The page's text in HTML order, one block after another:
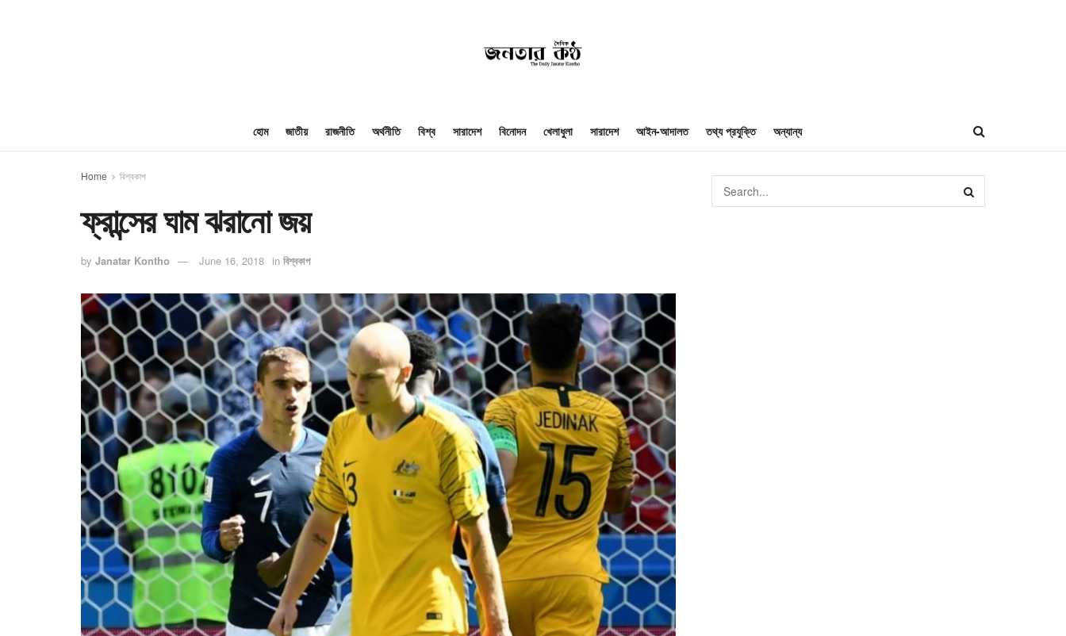
হোম জাতীয় রাজনীতি অর্থনীতি বিশ্ব সারাদেশ বিনোদন খেলাধুলা সারাদেশ আইন-আদালত তথ্য প্রযুক্তি অন্যান্য
Home বিশ্বকাপ
ফ্রান্সের ঘাম ঝরানো জয়
by Janatar Kontho June 16, 2018 in বিশ্বকাপ